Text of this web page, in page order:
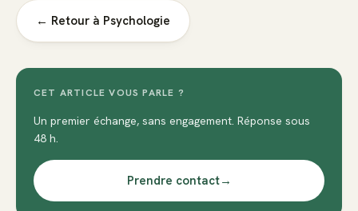
← Retour à Psychologie
CET ARTICLE VOUS PARLE ?
Un premier échange, sans engagement. Réponse sous
48 h.
Prendre contact→